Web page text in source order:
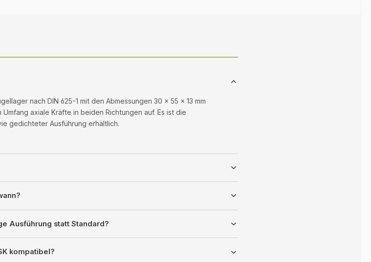
nach DIN 625-1 mit den Abmessungen 30 × 55 × 13 mm
axiale Kräfte in beiden Richtungen auf. Es ist die
gedichteter Ausführung erhältlich.
Ausführung statt Standard?
kompatibel?